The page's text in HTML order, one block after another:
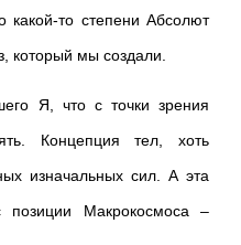
то степени Абсолют
который мы создали.
Я, что с точки зрения
Концепция тел, хоть
изначальных сил. А эта
Макрокосмоса –